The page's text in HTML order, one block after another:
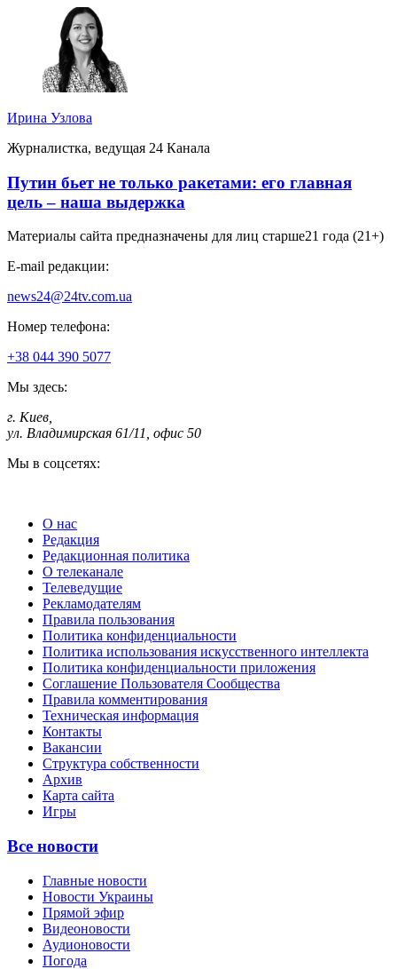
Ирина Узлова
Журналистка, ведущая 24 Канала
Путин бьет не только ракетами: его главная
цель – наша выдержка
Материалы сайта предназначены для лиц старше21 года (21+)
E-mail редакции:
news24@24tv.com.ua
Номер телефона:
+38 044 390 5077
Мы здесь:
г. Киев
ул. Владимирская 61/11, офис 50
Мы в соцсетях:
О нас
Редакция
Редакционная политика
О телеканале
Телеведущие
Рекламодателям
Правила пользования
Политика конфиденциальности
Политика использования искусственного интеллекта
Политика конфиденциальности приложения
Соглашение Пользователя Сообщества
Правила комментирования
Техническая информация
Контакты
Вакансии
Структура собственности
Архив
Карта сайта
Игры
Все новости
Главные новости
Новости Украины
Прямой эфир
Видеоновости
Аудионовости
Погода